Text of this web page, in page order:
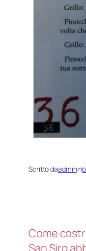
Scritto daadminin
Come
San Siro